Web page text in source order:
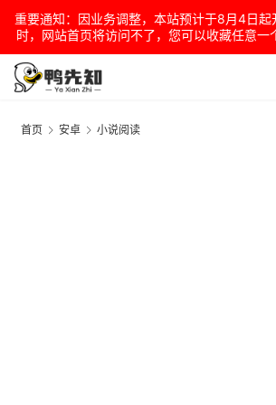
重要通知：因业务调整，本站预计于8月4日起
时，网站首页将访问不了，您可以收藏任意一
站！
首页 安卓 小说阅读